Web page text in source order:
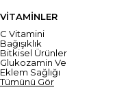
VİTAMİNLER
C Vitamini
Bağışıklık
Bitkisel Ürünler
Glukozamin Ve
Eklem Sağlığı
Tümünü Gör